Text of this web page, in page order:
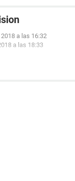
2018 a las 16:32
a las 18:33